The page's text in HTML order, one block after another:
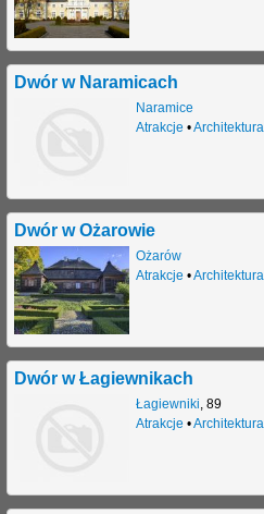
j
Dwór w Naramicach
Naramice
Atrakcje •Architektura
Dwór w Ożarowie
Ożarów
Atrakcje •Architektura
Dwór w Łagiewnikach
Łagiewniki 89
Atrakcje •Architektura